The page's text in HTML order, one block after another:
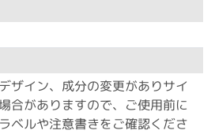
ザイン、成分の変更がありサイ
合がありますので、ご使用前に
ベルや注意書きをご確認くださ